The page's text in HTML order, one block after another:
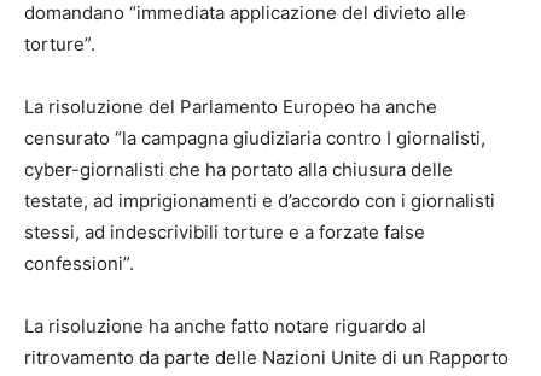
domandano “immediata applicazione del divieto alle
torture”.
La risoluzione del Parlamento Europeo ha anche
censurato “la campagna giudiziaria contro I giornalisti,
cyber-giornalisti che ha portato alla chiusura delle
testate, ad imprigionamenti e d’accordo con i giornalisti
stessi, ad indescrivibili torture e a forzate false
confessioni”.
La risoluzione ha anche fatto notare riguardo al
ritrovamento da parte delle Nazioni Unite di un Rapporto